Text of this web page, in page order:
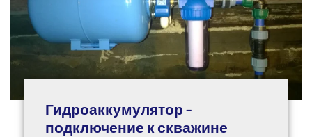
Гидроаккумулятор -
подключение к скважине